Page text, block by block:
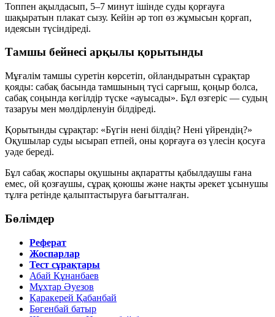
Топпен ақылдасып, 5–7 минут ішінде суды қорғауға
шақыратын плакат сызу. Кейін әр топ өз жұмысын қорғап,
идеясын түсіндіреді.
Тамшы бейнесі арқылы қорытынды
Мұғалім тамшы суретін көрсетіп, ойландыратын сұрақтар
қояды: сабақ басында тамшының түсі сарғыш, қоңыр болса,
сабақ соңында көгілдір түске «ауысады». Бұл өзгеріс — судың
тазаруы мен мөлдірленуін білдіреді.
Қорытынды сұрақтар: «Бүгін нені білдің? Нені үйрендің?»
Оқушылар суды ысырап етпей, оны қорғауға өз үлесін қосуға
уәде береді.
Бұл сабақ жоспары оқушыны ақпаратты қабылдаушы ғана
емес, ой қозғаушы, сұрақ қоюшы және нақты әрекет ұсынушы
тұлға ретінде қалыптастыруға бағытталған.
Бөлімдер
Реферат
Жоспарлар
Тест сұрақтары
Абай Құнанбаев
Мұхтар Әуезов
Қаракерей Қабанбай
Бөгенбай батыр